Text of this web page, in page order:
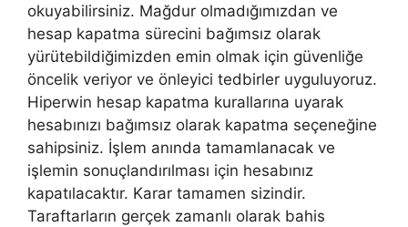
okuyabilirsiniz. Mağdur olmadığımızdan ve
hesap kapatma sürecini bağımsız olarak
yürütebildiğimizden emin olmak için güvenliğe
öncelik veriyor ve önleyici tedbirler uyguluyoruz.
Hiperwin hesap kapatma kurallarına uyarak
hesabınızı bağımsız olarak kapatma seçeneğine
sahipsiniz. İşlem anında tamamlanacak ve
işlemin sonuçlandırılması için hesabınız
kapatılacaktır. Karar tamamen sizindir.
Taraftarların gerçek zamanlı olarak bahis